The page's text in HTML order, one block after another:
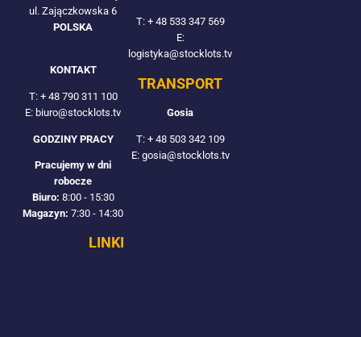
ul. Zajączkowska 6
POLSKA
KONTAKT
T: + 48 790 311 100
E: biuro@stocklots.tv
GODZINY PRACY
Pracujemy w dni
robocze
Biuro: 8:00 - 15:30
Magazyn: 7:30 - 14:30
T: + 48 533 347 569
E:
logistyka@stocklots.tv
TRANSPORT
Gosia
T: + 48 503 342 109
E: gosia@stocklots.tv
LINKI